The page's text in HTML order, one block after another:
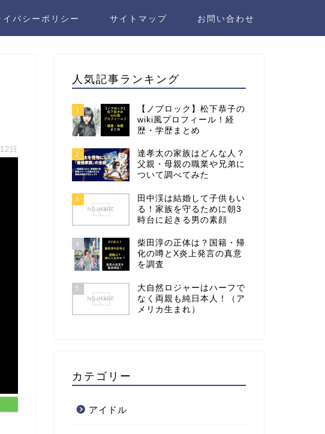
イバシーポリシー サイトマップ お問い合わせ
日
人気記事ランキング
1
【ノブロック】松下恭子の
wiki風プロフィール！経
歴・学歴まとめ
2
達孝太の家族はどんな人？
父親・母親の職業や兄弟に
ついて調べてみた
3
田中渓は結婚して子供もい
る！家族を守るために朝3
時台に起きる男の素顔
4
柴田淳の正体は？国籍・帰
化の噂とX炎上発言の真意
を調査
5
大自然ロジャーはハーフで
なく両親も純日本人！（ア
メリカ生まれ）
カテゴリー
アイドル